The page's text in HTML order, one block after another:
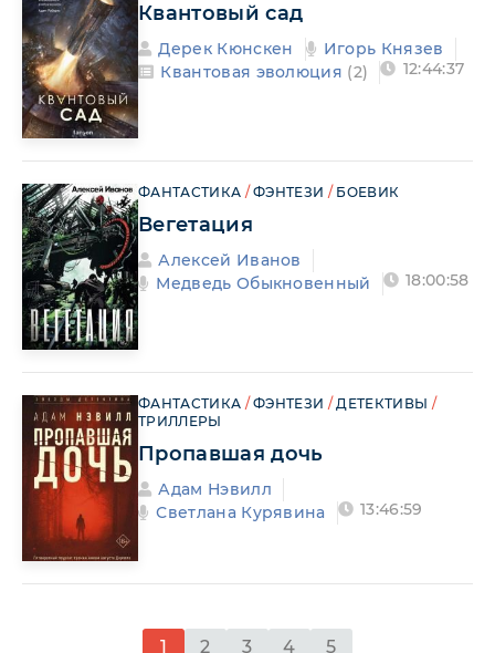
Квантовый сад
Дерек Кюнскен
Игорь Князев
Квантовая эволюция (2) 12:44:37
ФАНТАСТИКА /ФЭНТЕЗИ / БОЕВИК
Вегетация
Алексей Иванов
Медведь Обыкновенный
18:00:58
ФАНТАСТИКА /ФЭНТЕЗИ /ДЕТЕКТИВЫ /
ТРИЛЛЕРЫ
Пропавшая дочь
Адам Нэвилл
Светлана Курявина
13:46:59
1 2 3 4 5